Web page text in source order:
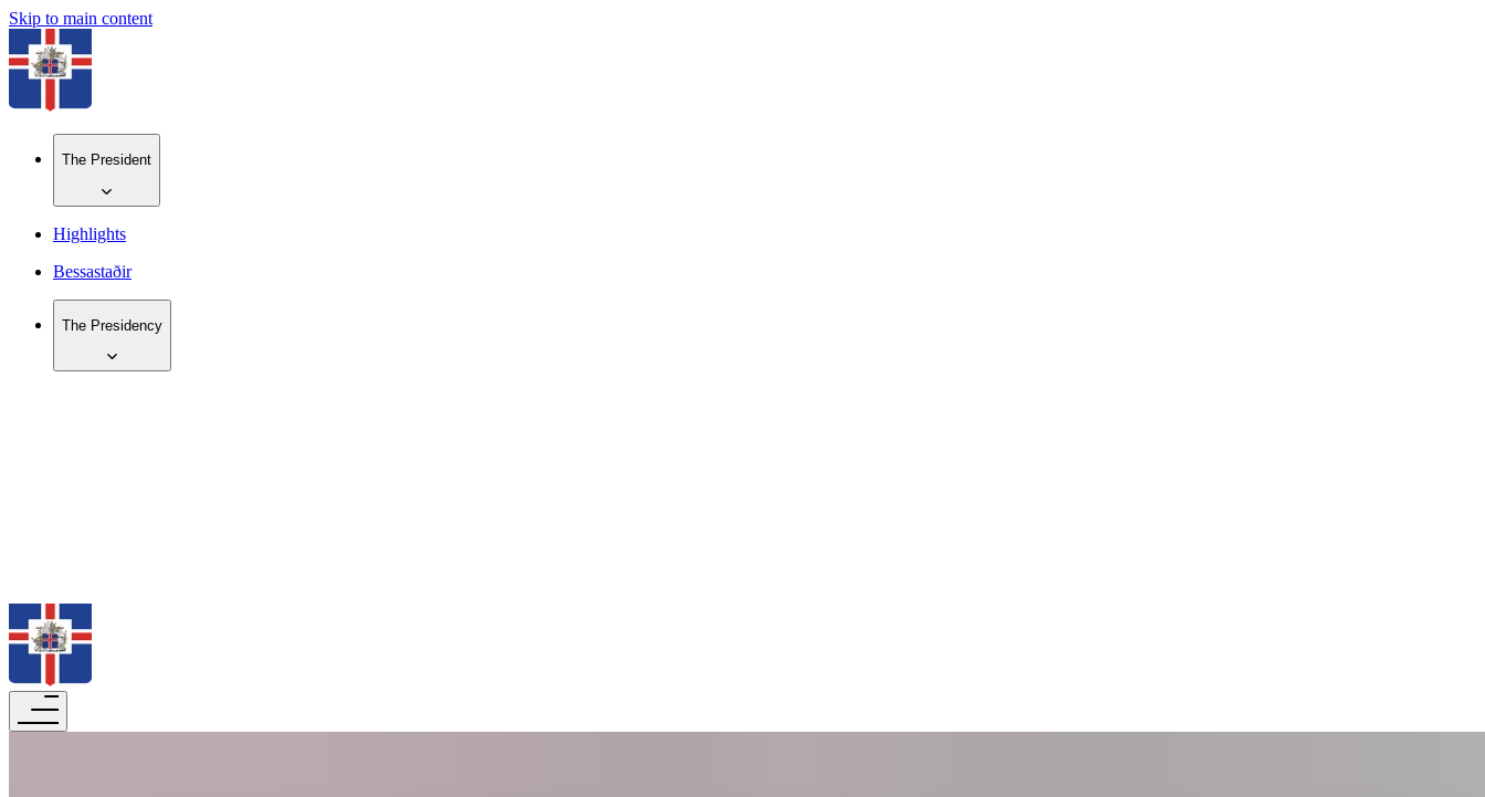
Skip to main content
The President
Highlights
Bessastaðir
The Presidency